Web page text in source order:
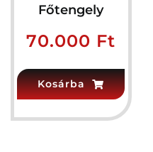
Főtengely
70.000 Ft
Kosárba